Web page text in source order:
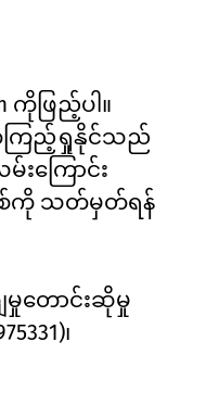
ကိုဖြည့်ပါ။
ကြည့်ရှုနိုင်သည်
းကြောင်း
စ်ကို သတ်မှတ်ရန်
မှုတောင်းဆိုမှု
၊